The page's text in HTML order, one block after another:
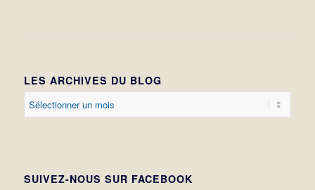
LES ARCHIVES DU BLOG
SUIVEZ-NOUS SUR FACEBOOK